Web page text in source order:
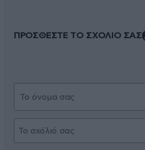
ΠΡΟΣΘΕΣΤΕ ΤΟ ΣΧΟΛΙΟ ΣΑΣ